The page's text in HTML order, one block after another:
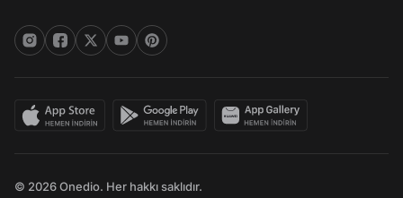
© 2026 Onedio. Her hakkı saklıdır.